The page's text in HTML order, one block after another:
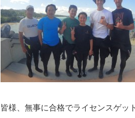
皆様、無事に合格でライセンスゲッ